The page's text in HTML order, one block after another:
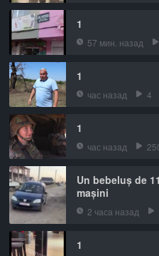
1
57 мин. назад
1
час назад 4
1
час назад
Un bebeluș de
mașini
2 часа назад
1